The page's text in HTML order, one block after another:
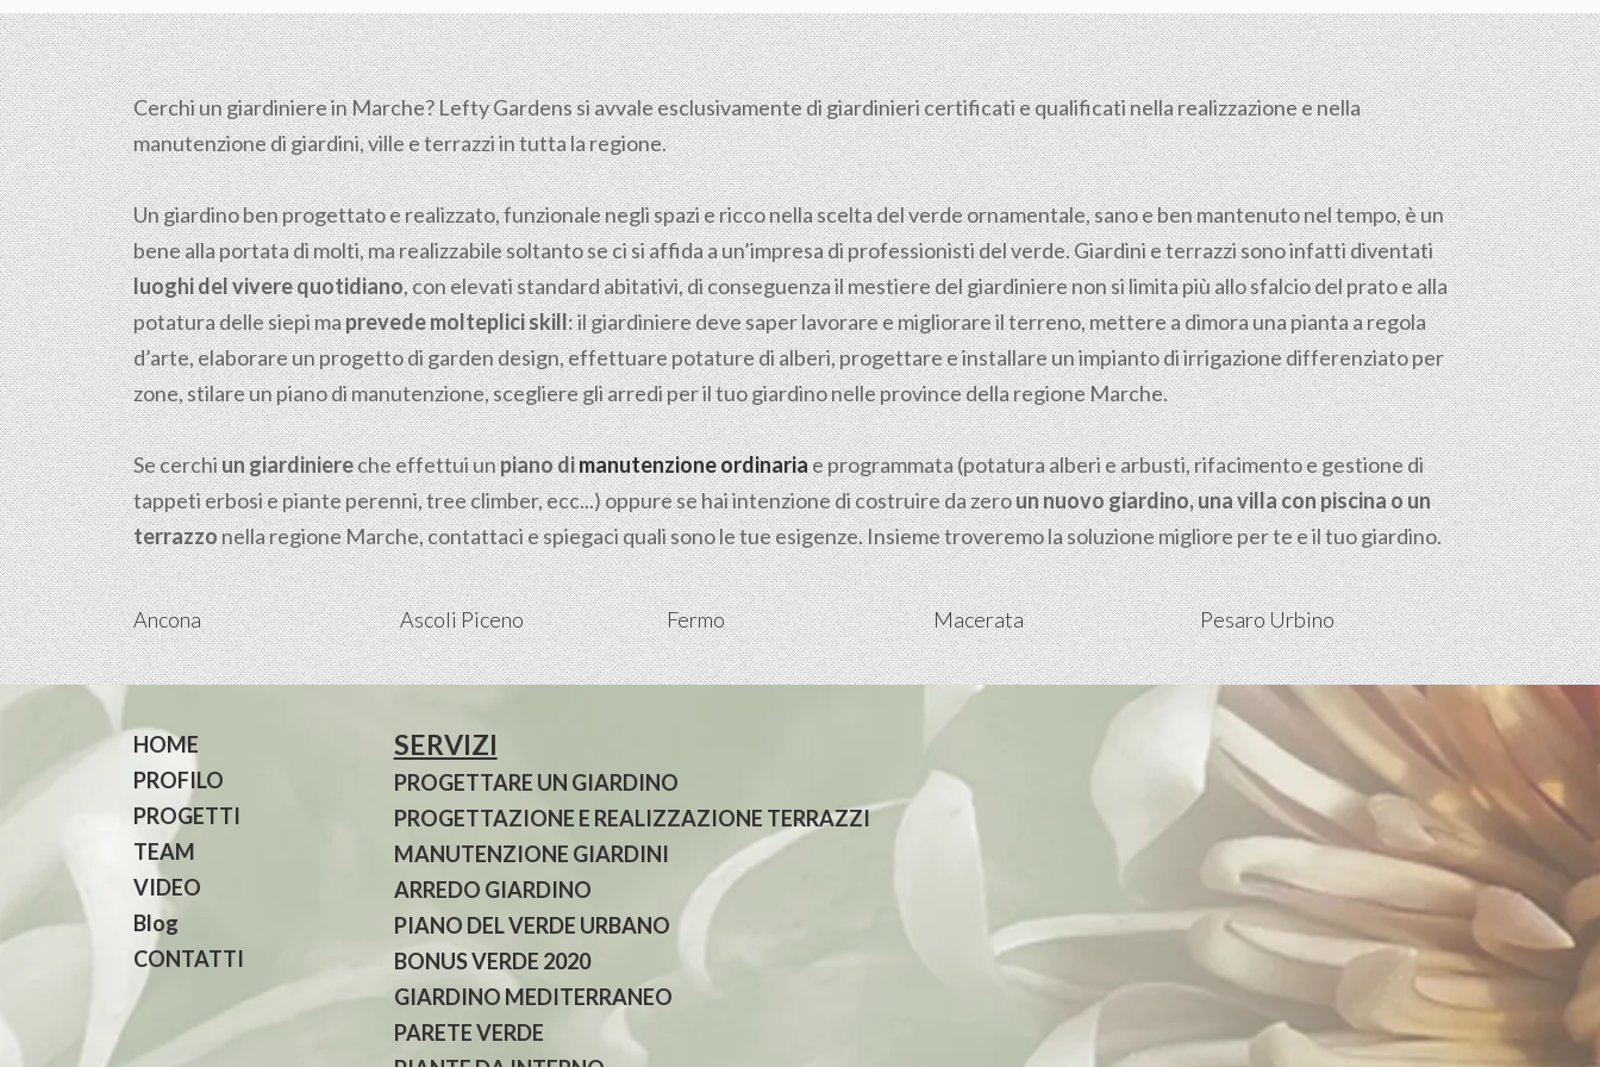
Cerchi un giardiniere in Marche? Lefty Gardens si avvale esclusivamente di giardinieri certificati e qualificati nella realizzazione e nella
manutenzione di giardini, ville e terrazzi in tutta la regione.
Un giardino ben progettato e realizzato, funzionale negli spazi e ricco nella scelta del verde ornamentale, sano e ben mantenuto nel tempo, è un
bene alla portata di molti, ma realizzabile soltanto se ci si affida a un’impresa di professionisti del verde. Giardini e terrazzi sono infatti diventati
luoghi del vivere quotidiano, con elevati standard abitativi, di conseguenza il mestiere del giardiniere non si limita più allo sfalcio del prato e alla
potatura delle siepi maprevede molteplici skill: il giardiniere deve saper lavorare e migliorare il terreno, mettere a dimora una pianta a regola
d’arte, elaborare un progetto di garden design, effettuare potature di alberi, progettare e installare un impianto di irrigazione differenziato per
zone, stilare un piano di manutenzione, scegliere gli arredi per il tuo giardino nelle province della regione Marche.
Se cerchiun giardiniereche effettui unpiano dimanutenzione ordinariae programmata (potatura alberi e arbusti, rifacimento e gestione di
tappeti erbosi e piante perenni, tree climber, ecc...) oppure se hai intenzione di costruire da zeroun nuovo giardino, una villa con piscina o un
terrazzonella regione Marche, contattaci e spiegaci quali sono le tue esigenze. Insieme troveremo la soluzione migliore per te e il tuo giardino.
Ancona Ascoli Piceno Fermo Macerata Pesaro Urbino
HOME
PROFILO
PROGETTI
TEAM
VIDEO
Blog
CONTATTI
SERVIZI
PROGETTARE UN GIARDINO
PROGETTAZIONE E REALIZZAZIONE TERRAZZI
MANUTENZIONE GIARDINI
ARREDO GIARDINO
PIANO DEL VERDE URBANO
BONUS VERDE 2020
GIARDINO MEDITERRANEO
PARETE VERDE